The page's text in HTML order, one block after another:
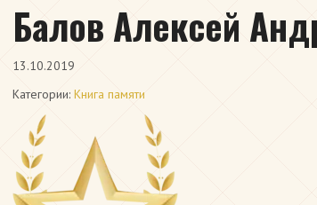
Балов Алексей
13.10.2019
Категории: Книга памяти